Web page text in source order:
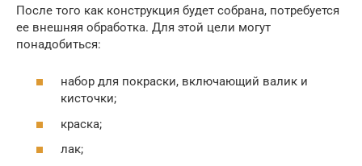
После того как конструкция будет собрана, потребуется
ее внешняя обработка. Для этой цели могут
понадобиться:
набор для покраски, включающий валик и
кисточки;
краска;
лак;